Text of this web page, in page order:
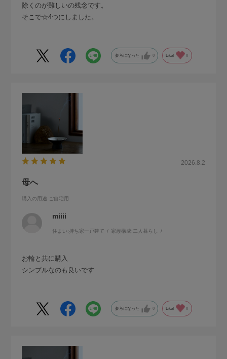
除くのが難しいの残念です。
そこで☆4つにしました。
参考になった 0 Like! 0
2026.8.2
母へ
購入の用途:ご自宅用
miiii
住まい:持ち家一戸建て 家族構成:二人暮らし
お輪と共に購入
シンプルなのも良いです
参考になった 0 Like! 0